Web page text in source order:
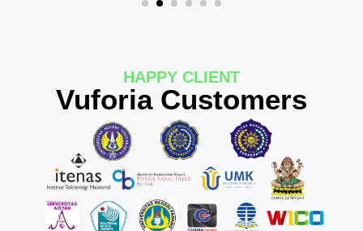
HAPPY CLIENT
Vuforia Customers